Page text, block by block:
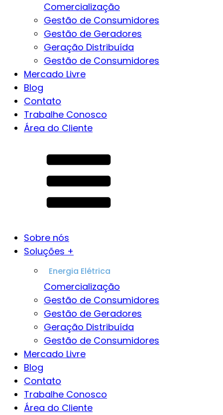
Comercialização
Gestão de Consumidores
Gestão de Geradores
Geração Distribuída
Gestão de Consumidores
Mercado Livre
Blog
Contato
Trabalhe Conosco
Área do Cliente
Sobre nós
Soluções +
Comercialização
Gestão de Consumidores
Gestão de Geradores
Geração Distribuída
Gestão de Consumidores
Mercado Livre
Blog
Contato
Trabalhe Conosco
Área do Cliente